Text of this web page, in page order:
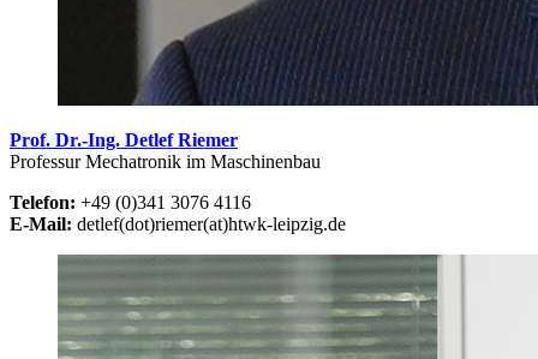
Prof. Dr.-Ing. Detlef Riemer
Professur Mechatronik im Maschinenbau
Telefon: +49 (0)341 3076 4116
E-Mail: detlef(dot)riemer(at)htwk-leipzig.de